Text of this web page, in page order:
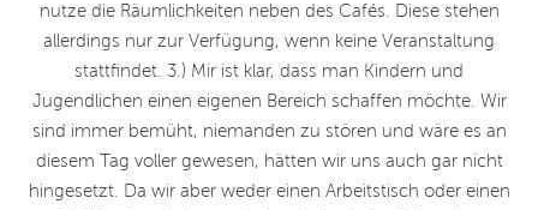
nutze die Räumlichkeiten neben des Cafés. Diese stehen
allerdings nur zur Verfügung, wenn keine Veranstaltung
stattfindet. 3.) Mir ist klar, dass man Kindern und
Jugendlichen einen eigenen Bereich schaffen möchte. Wir
sind immer bemüht, niemanden zu stören und wäre es an
diesem Tag voller gewesen, hätten wir uns auch gar nicht
hingesetzt. Da wir aber weder einen Arbeitstisch oder einen